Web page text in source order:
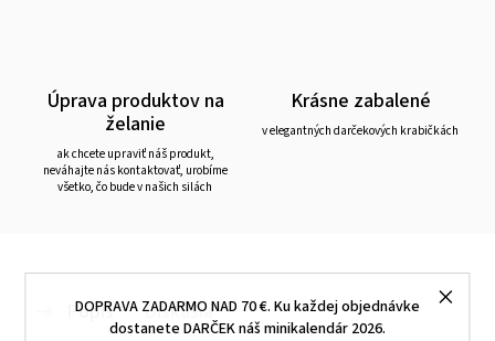
DOPRAVA ZADARMO NAD 70 €. Ku každej objednávke
dostanete DARČEK náš minikalendár 2026.
Úprava produktov na
želanie
ak chcete upraviť náš produkt,
neváhajte nás kontaktovať, urobíme
všetko, čo bude v našich silách
Krásne zabalené
v elegantných darčekových krabičkách
Popis Diskusia